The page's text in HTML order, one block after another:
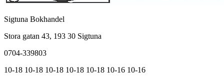
Sigtuna Bokhandel
Stora gatan 43, 193 30 Sigtuna
0704-339803
10-18 10-18 10-18 10-18 10-18 10-16 10-16